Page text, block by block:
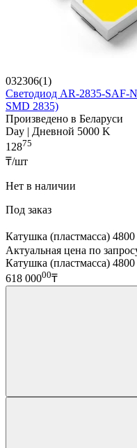
032306(1)
Светодиод AR-2835-SAF-
SMD 2835)
Произведено в Беларуси
Day | Дневной 5000 K
12875
₸/шт
Нет в наличии
Под заказ
Катушка (пластмасса)
Актуальная цена по
Катушка (пластмасса)
618 00000₸